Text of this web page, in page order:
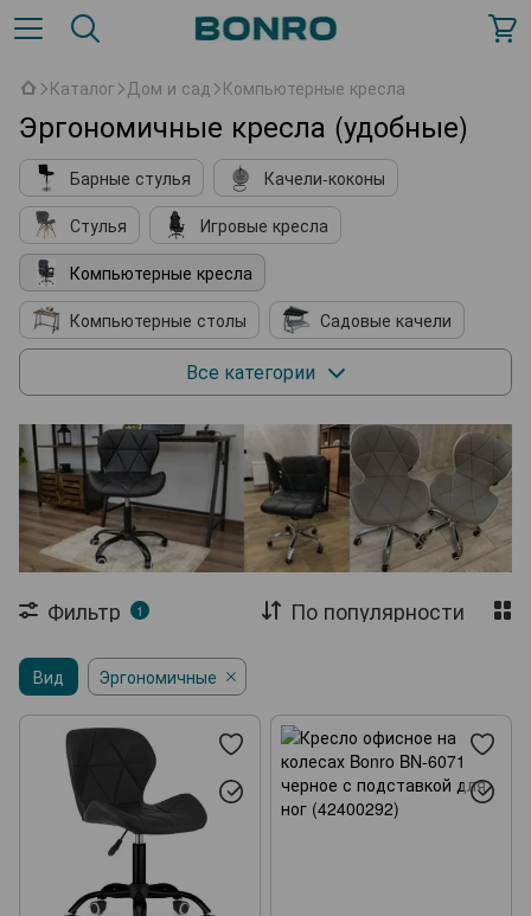
Каталог Дом и сад Компьютерные кресла
Эргономичные кресла (удобные)
Барные стулья
Качели-коконы
Стулья
Игровые кресла
Компьютерные кресла
Компьютерные столы
Садовые качели
Кухонные принадлежности
Подставки для обуви
Комплектующие к мебели
Садовые павильони
Садовые зонты
Шезлонги
Складная мебель
Столы
Журнальные столы
Сушилки для одежды
Теплицы и парники
Агроткань
Все категории
Фильтр 1 По популярности
Вид Эргономичные